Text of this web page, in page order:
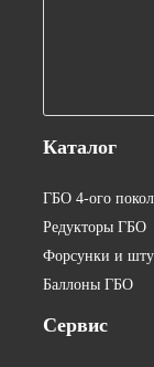
Каталог
ГБО 4-ого
Редукторы ГБО
Форсунки и
Баллоны ГБО
Сервис